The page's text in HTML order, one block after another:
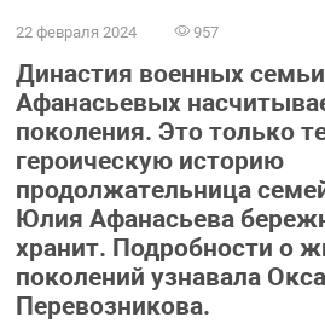
22 февраля 2024 957
Династия военных
Афанасьевых
поколения. Это только
героическую историю
продолжательница
Юлия Афанасьева
хранит. Подробности о
поколений узнавала
Перевозникова.